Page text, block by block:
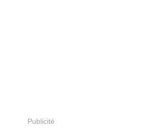
Publicité